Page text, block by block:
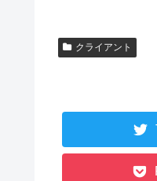
クライアント